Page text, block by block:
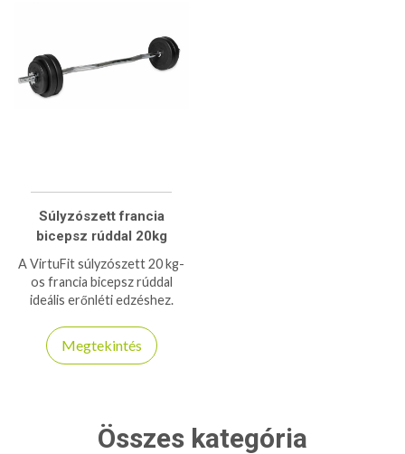
Súlyzószett francia
bicepsz rúddal 20kg
A VirtuFit súlyzószett 20 kg-
os francia bicepsz rúddal
ideális erőnléti edzéshez.
kivitel és változatos
edzéslehetőségek.
Megtekintés
Összes kategória